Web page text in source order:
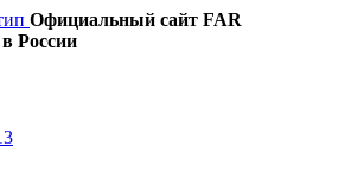
Официальный сайт FAR
России